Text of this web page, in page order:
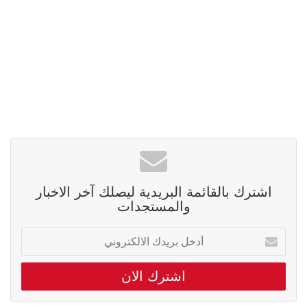
اشترك بالقائمة البريدية ليصلك آخر الاخبار
والمستجدات
أدخل
بريدك
الالكتروني